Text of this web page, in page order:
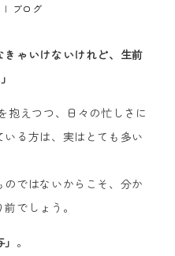
ブログ
きゃいけないけれど、生前
抱えつつ、日々の忙しさに
る方は、実はとても多い
ではないからこそ、分か
でしょう。
。